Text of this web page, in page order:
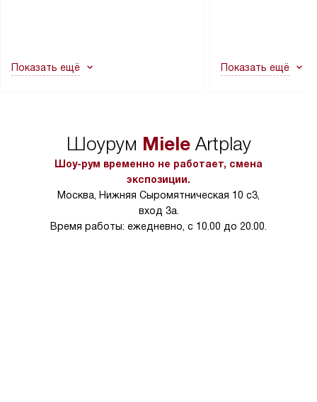
в гарантийном ремонте в будущем.
Показать ещё
не включаются:
в условиях
тарифы на услуги
Показать ещё
Шоурум MieleArtplay
Шоу-рум временно не работает, смена
экспозиции.
Москва, Нижняя Сыромятническая 10 с3,
вход 3а.
Время работы: ежедневно, с 10.00 до 20.00.